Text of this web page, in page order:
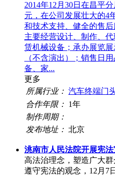
2014年12月30日在昌平
元，在公司发展壮大的4
和技术支持、健全的售
主要经营设计、制作、
赁机械设备；承办展览
（不含演出）；销售日
备、家...
更多
所属行业： 汽车终端门
合作年限： 1年
制作周期：
发布地址： 北京
洮南市人民法院开展宪
高法治理念，塑造广大
遵守宪法的观念，12月7